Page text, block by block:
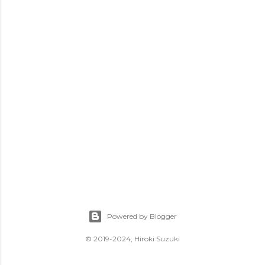
Powered by Blogger
© 2019-2024, Hiroki Suzuki